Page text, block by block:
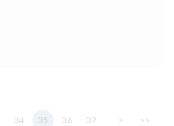
34 35 36 37 > >>